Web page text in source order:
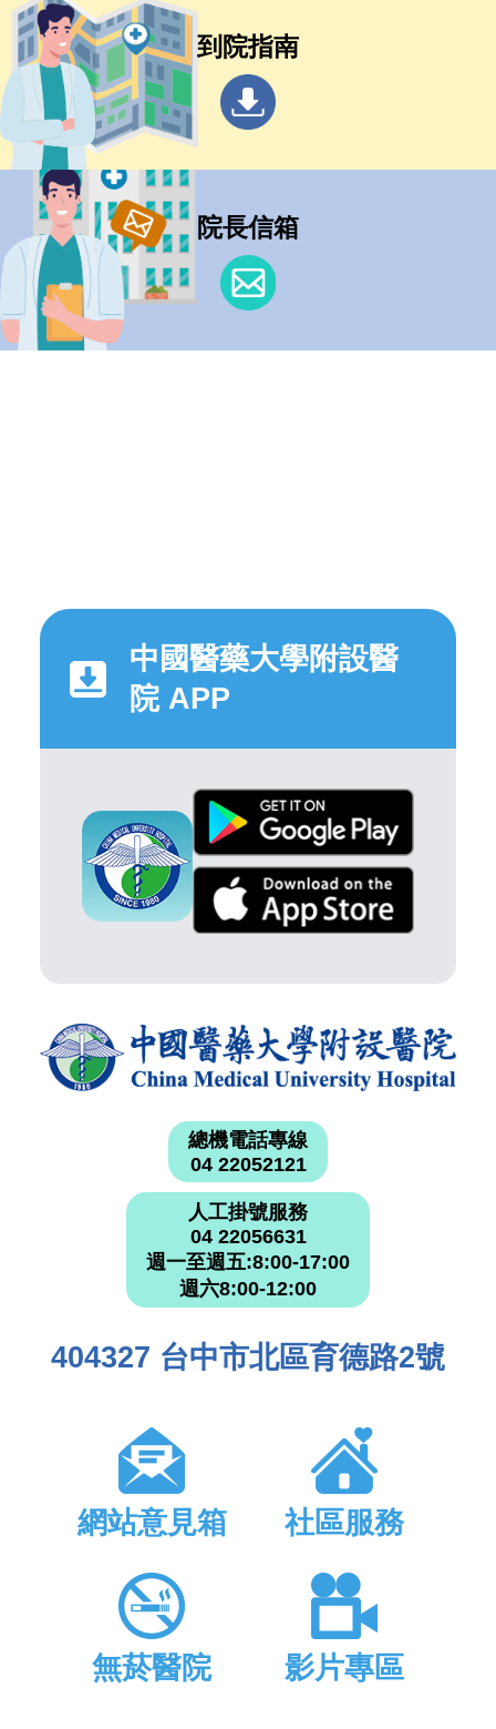
到院指南
院長信箱
中國醫藥大學附設醫
院 APP
總機電話專線
04 22052121
人工掛號服務
04 22056631
週一至週五:8:00-17:00
週六8:00-12:00
404327 台中市北區育德路2號
網站意見箱 社區服務
無菸醫院 影片專區